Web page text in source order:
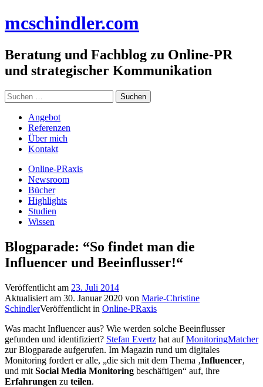
Inhalt
mcschindler.com
Beratung und Fachblog zu Online-PR
und strategischer Kommunikation
Suchen
nach:
Angebot
Referenzen
Über mich
Kontakt
Online-PRaxis
Newsroom
Bücher
Highlights
Studien
Wissen
Blogparade: “So findet man die
Influencer und Beeinflusser!“
Veröffentlicht am 23. Juli 2014
Aktualisiert am 30. Januar 2020 von Marie-Christine
SchindlerVeröffentlicht in Online-PRaxis
Was macht Influencer aus? Wie werden solche Beeinflusser
gefunden und identifiziert? Stefan Evertz hat aufMonitoringMatcher
zur Blogparade aufgerufen. Im Magazin rund um digitales
Monitoring fordert er alle, „die sich mit dem Thema ‚Influencer‚
und mit Social Media Monitoring beschäftigen“ auf, ihre
Erfahrungen zu teilen.